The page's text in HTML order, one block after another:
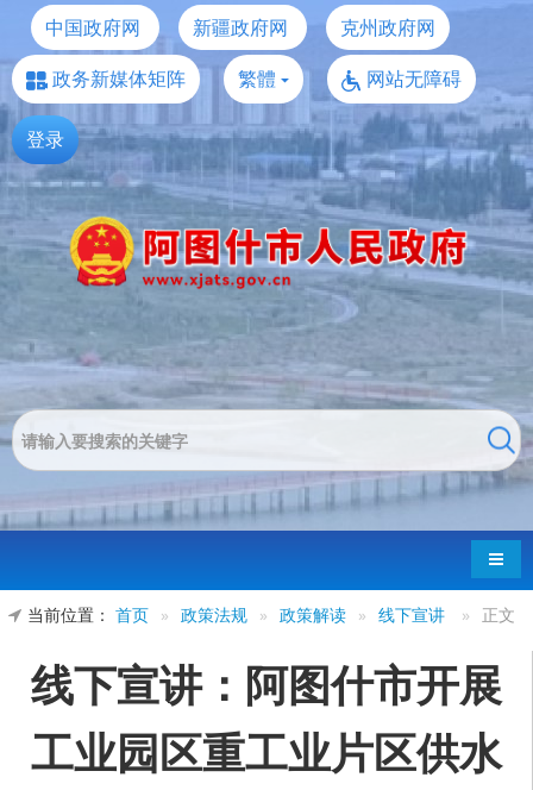
中国政府网 新疆政府网
克州政府网
政务新媒体矩阵
繁體 网站无障碍
登录
导航
当前位置： 首页 » 政策法规 » 政策解读 » 线下宣讲 » 正文
线下宣讲：阿图什市开展
工业园区重工业片区供水